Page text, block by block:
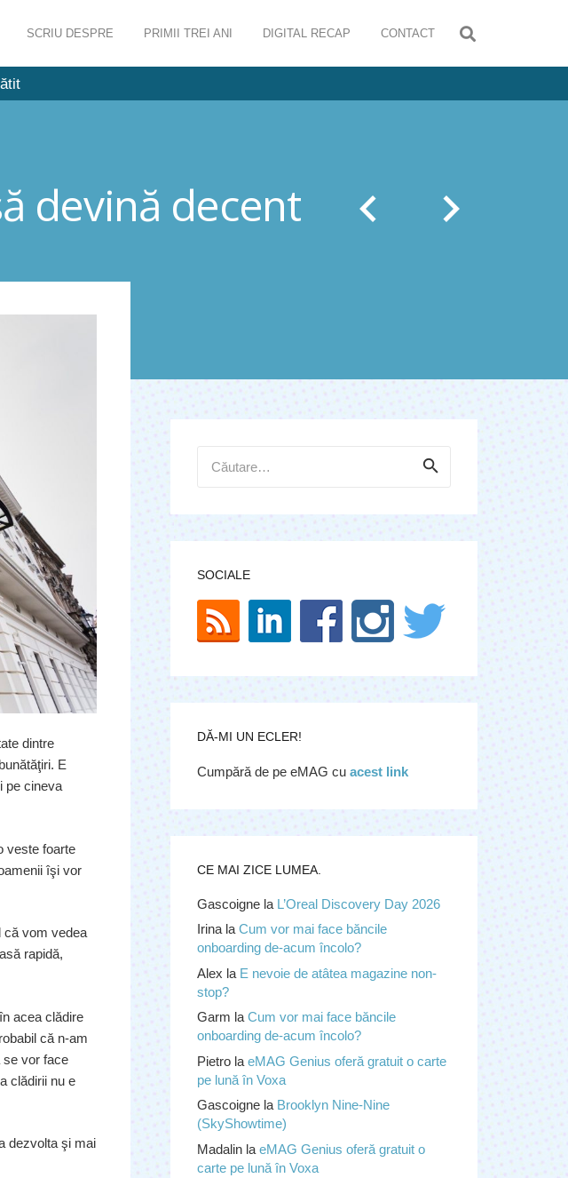
SCRIU DESPRE PRIMII TREI ANI DIGITAL RECAP CONTACT
devină decent
dintre
E
pe cineva
veste foarte
îşi vor
că vom vedea
rapidă,
acea clădire
că n-am
se vor face
clădirii nu e
dezvolta şi mai
după:
SOCIALE
DĂ-MI UN ECLER!
Cumpără de pe eMAG cu acest link
CE MAI ZICE LUMEA.
Gascoignela L’Oreal Discovery Day 2026
Irinala Cum vor mai face băncile
onboarding de-acum încolo?
Alex la E nevoie de atâtea magazine non-
stop?
Garm la Cum vor mai face băncile
onboarding de-acum încolo?
Pietrola eMAG Genius oferă gratuit o carte
pe lună în Voxa
Gascoignela Brooklyn Nine-Nine
(SkyShowtime)
Madalinla eMAG Genius oferă gratuit o
carte pe lună în Voxa